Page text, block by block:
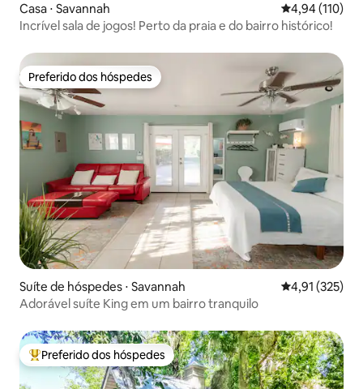
Casa ⋅ Savannah 4,94 de uma
4,94 (110)
Incrível sala de jogos! Perto da praia e do bairro histórico!
Preferido dos hóspedes
Preferido dos hóspedes
Suíte de hóspedes ⋅ Savannah 4,91 de uma
4,91 (325)
Adorável suíte King em um bairro tranquilo
Entre os melhores preferidos dos hóspedes
Preferido dos hóspedes